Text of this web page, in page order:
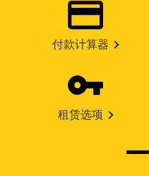
付款计算器
租赁选项